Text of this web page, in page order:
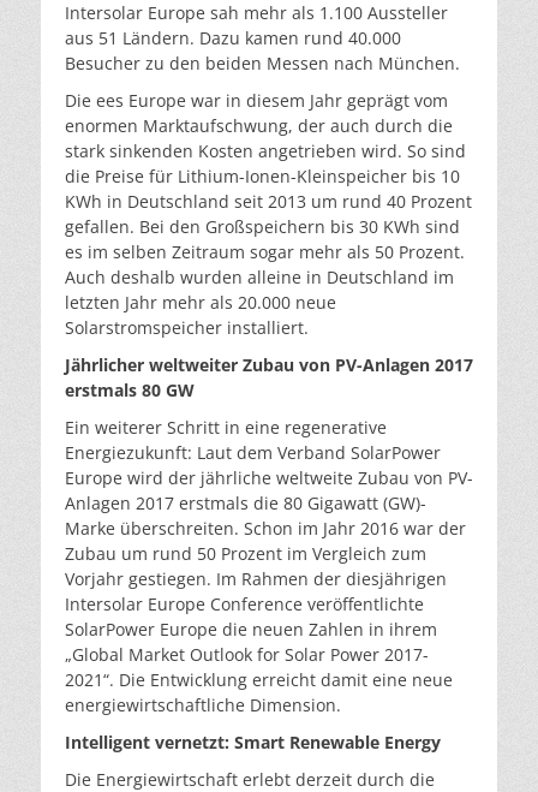
Intersolar Europe sah mehr als 1.100 Aussteller
aus 51 Ländern. Dazu kamen rund 40.000
Besucher zu den beiden Messen nach München.
Die ees Europe war in diesem Jahr geprägt vom
enormen Marktaufschwung, der auch durch die
stark sinkenden Kosten angetrieben wird. So sind
die Preise für Lithium-Ionen-Kleinspeicher bis 10
KWh in Deutschland seit 2013 um rund 40 Prozent
gefallen. Bei den Großspeichern bis 30 KWh sind
es im selben Zeitraum sogar mehr als 50 Prozent.
Auch deshalb wurden alleine in Deutschland im
letzten Jahr mehr als 20.000 neue
Solarstromspeicher installiert.
Jährlicher weltweiter Zubau von PV-Anlagen 2017
erstmals 80 GW
Ein weiterer Schritt in eine regenerative
Energiezukunft: Laut dem Verband SolarPower
Europe wird der jährliche weltweite Zubau von PV-
Anlagen 2017 erstmals die 80 Gigawatt (GW)-
Marke überschreiten. Schon im Jahr 2016 war der
Zubau um rund 50 Prozent im Vergleich zum
Vorjahr gestiegen. Im Rahmen der diesjährigen
Intersolar Europe Conference veröffentlichte
SolarPower Europe die neuen Zahlen in ihrem
„Global Market Outlook for Solar Power 2017-
2021“. Die Entwicklung erreicht damit eine neue
energiewirtschaftliche Dimension.
Intelligent vernetzt: Smart Renewable Energy
Die Energiewirtschaft erlebt derzeit durch die